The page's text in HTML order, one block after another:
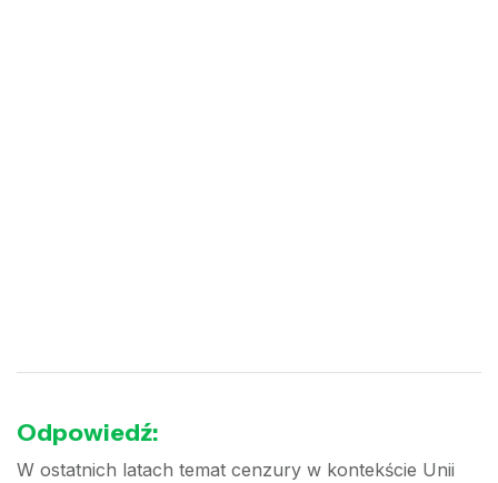
Odpowiedź:
W ostatnich latach temat cenzury w kontekście Unii